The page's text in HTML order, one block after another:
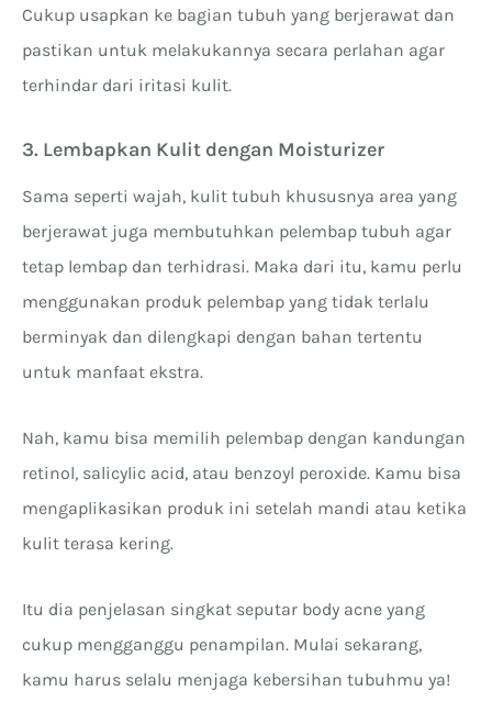
Cukup usapkan ke bagian tubuh yang berjerawat dan
pastikan untuk melakukannya secara perlahan agar
terhindar dari iritasi kulit.
3. Lembapkan Kulit dengan Moisturizer
Sama seperti wajah, kulit tubuh khususnya area yang
berjerawat juga membutuhkan pelembap tubuh agar
tetap lembap dan terhidrasi. Maka dari itu, kamu perlu
menggunakan produk pelembap yang tidak terlalu
berminyak dan dilengkapi dengan bahan tertentu
untuk manfaat ekstra.
Nah, kamu bisa memilih pelembap dengan kandungan
retinol, salicylic acid, atau benzoyl peroxide. Kamu bisa
mengaplikasikan produk ini setelah mandi atau ketika
kulit terasa kering.
Itu dia penjelasan singkat seputar body acne yang
cukup mengganggu penampilan. Mulai sekarang,
kamu harus selalu menjaga kebersihan tubuhmu ya!